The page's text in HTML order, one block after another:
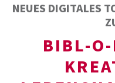
NEUES DIGITALES
BIBL-